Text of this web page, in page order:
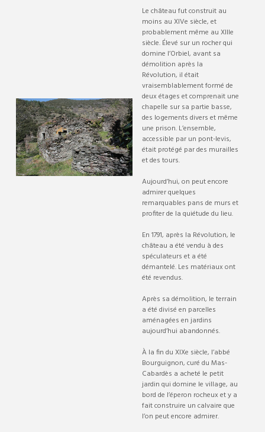
Le château fut construit au
moins au XIVe siècle, et
probablement même au XIIIe
siècle. Élevé sur un rocher qui
domine l’Orbiel, avant sa
démolition après la
Révolution, il était
vraisemblablement formé de
deux étages et comprenait une
chapelle sur sa partie basse,
des logements divers et même
une prison. L’ensemble,
accessible par un pont-levis,
était protégé par des murailles
et des tours.
Aujourd’hui, on peut encore
admirer quelques
remarquables pans de murs et
profiter de la quiétude du lieu.
En 1791, après la Révolution, le
château a été vendu à des
spéculateurs et a été
démantelé. Les matériaux ont
été revendus.
Après sa démolition, le terrain
a été divisé en parcelles
aménagées en jardins
aujourd’hui abandonnés.
À la fin du XIXe siècle, l’abbé
Bourguignon, curé du Mas-
Cabardès a acheté le petit
jardin qui domine le village, au
bord de l’éperon rocheux et y a
fait construire un calvaire que
l’on peut encore admirer.